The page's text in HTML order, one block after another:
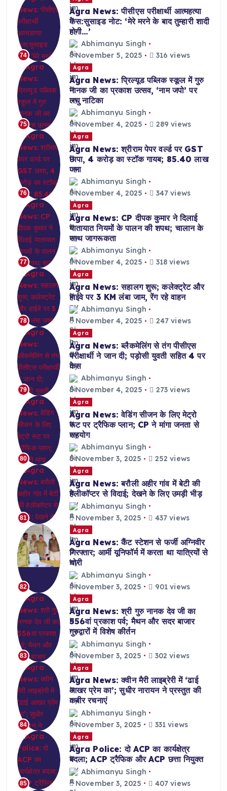
74
Agra News: पीसीएस परीक्षार्थी आत्महत्या
केस:सुसाइड नोट: ‘मेरे मरने के बाद तुम्हारी शादी
होगी…’
Abhimanyu Singh
November 5, 2025
316 views
75
Agra
Agra News: प्रिल्यूड पब्लिक स्कूल में गुरु
नानक जी का प्रकाश उत्सव, ‘नाम जपो’ पर
लघु नाटिका
Abhimanyu Singh
November 4, 2025
289 views
76
Agra
Agra News: श्रीराम पेपर वर्ल्ड पर GST
छापा, 4 करोड़ का स्टॉक गायब; 85.40 लाख
जमा
Abhimanyu Singh
November 4, 2025
347 views
77
Agra
Agra News: CP दीपक कुमार ने दिलाई
यातायात नियमों के पालन की शपथ; चालान के
साथ जागरूकता
Abhimanyu Singh
November 4, 2025
318 views
78
Agra
Agra News: सहालग शुरू; कलेक्ट्रेट और
हाईवे पर 3 KM लंबा जाम, रेंग रहे वाहन
Abhimanyu Singh
November 4, 2025
247 views
79
Agra
Agra News: ब्लैकमेलिंग से तंग पीसीएस
परीक्षार्थी ने जान दी; पड़ोसी युवती सहित 4 पर
केस
Abhimanyu Singh
November 4, 2025
273 views
80
Agra
Agra News: वेडिंग सीजन के लिए मेट्रो
रूट पर ट्रैफिक प्लान; CP ने मांगा जनता से
सहयोग
Abhimanyu Singh
November 3, 2025
252 views
81
Agra
Agra News: बरौली अहीर गांव में बेटी की
हेलीकॉप्टर से विदाई; देखने के लिए उमड़ी भीड़
Abhimanyu Singh
November 3, 2025
437 views
82
Agra
Agra News: कैंट स्टेशन से फर्जी अग्निवीर
गिरफ्तार; आर्मी यूनिफॉर्म में करता था यात्रियों से
चोरी
Abhimanyu Singh
November 3, 2025
901 views
83
Agra
Agra News: श्री गुरु नानक देव जी का
556वां प्रकाश पर्व; मैथन और सदर बाजार
गुरुद्वारों में विशेष कीर्तन
Abhimanyu Singh
November 3, 2025
302 views
84
Agra
Agra News: क्वीन मैरी लाइब्रेरी में ‘ढाई
आखर प्रेम का’; सुधीर नारायन ने प्रस्तुत की
कबीर रचनाएं
Abhimanyu Singh
November 3, 2025
331 views
85
Agra
Agra Police: दो ACP का कार्यक्षेत्र
बदला; ACP ट्रैफिक और ACP छत्ता नियुक्त
Abhimanyu Singh
November 3, 2025
407 views